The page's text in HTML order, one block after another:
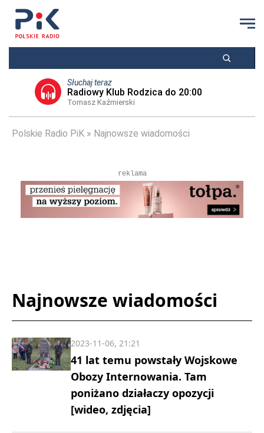
Słuchaj teraz
Radiowy Klub Rodzica do 20:00
Tomasz Kaźmierski
Polskie Radio PiK Najnowsze wiadomości
reklama
Najnowsze wiadomości
41 lat temu powstały Wojskowe
Obozy Internowania. Tam
poniżano działaczy opozycji
[wideo, zdjęcia]
2023-11-06, 21:21